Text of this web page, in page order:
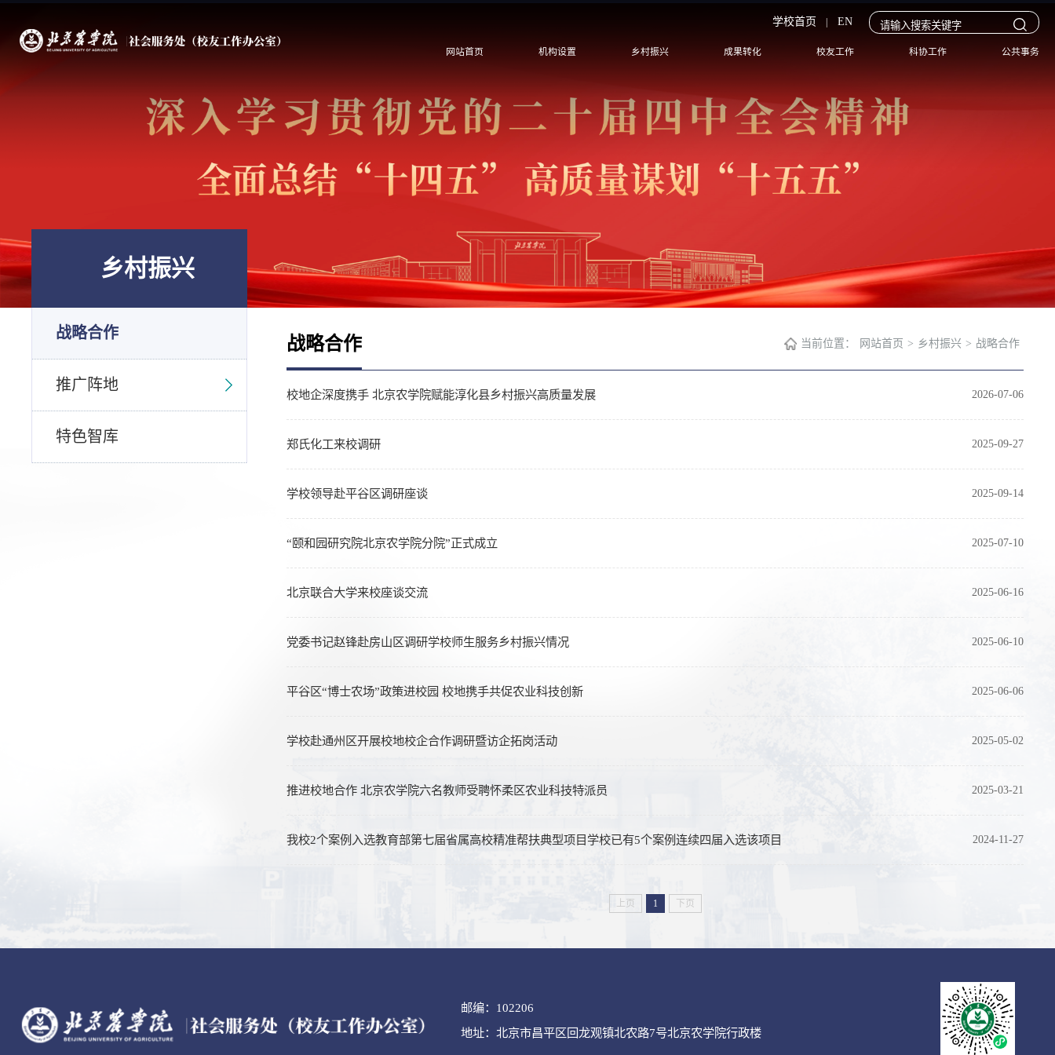
学校首页 | EN
网站首页 机构设置 乡村振兴 成果转化 校友工作 科协工作 公共事务
乡村振兴
战略合作
推广阵地
特色智库
战略合作 当前位置： 网站首页 > 乡村振兴 > 战略合作
2026-07-06
校地企深度携手 北京农学院赋能淳化县乡村振兴高质量发展
2025-09-27
郑氏化工来校调研
2025-09-14
学校领导赴平谷区调研座谈
2025-07-10
“颐和园研究院北京农学院分院”正式成立
2025-06-16
北京联合大学来校座谈交流
2025-06-10
党委书记赵锋赴房山区调研学校师生服务乡村振兴情况
2025-06-06
平谷区“博士农场”政策进校园 校地携手共促农业科技创新
2025-05-02
学校赴通州区开展校地校企合作调研暨访企拓岗活动
2025-03-21
推进校地合作 北京农学院六名教师受聘怀柔区农业科技特派员
2024-11-27
我校2个案例入选教育部第七届省属高校精准帮扶典型项目学校已有5个案例连续四届入选该项目
上页 1 下页
邮编：102206
地址：北京市昌平区回龙观镇北农路7号北京农学院行政楼